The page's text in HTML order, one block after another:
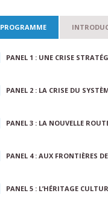
PROGRAMME
PANEL 1 : UNE CRISE
PANEL 2 : LA CRISE DU
PANEL 3 : LA NOUVELLE
PANEL 4 : AUX FRONTIÈRES
PANEL 5 : L’HÉRITAGE